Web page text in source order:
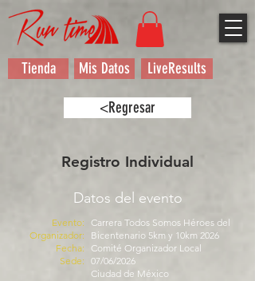
Tienda Mis Datos LiveResults
<Regresar
Registro Individual
Datos del evento
Evento:
Organizador:
Fecha:
Sede:
Carrera Todos Somos Héroes del
Bicentenario 5km y 10km 2026
Comité Organizador Local
07/06/2026
Ciudad de México